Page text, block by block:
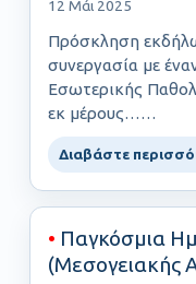
12 Μάι 2025
Πρόσκληση
συνεργασία με
Εσωτερικής
εκ μέρους……
Διαβάστε
• Παγκόσμια
(Μεσογειακής